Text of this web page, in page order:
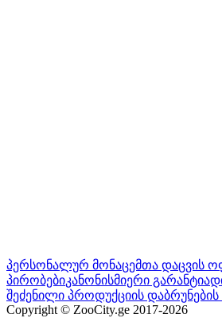
პერსონალურ მონაცემთა დაცვის
პირობებიკანონისმიერი გარანტია
შეძენილი პროდუქციის დაბრუნების
Copyright © ZooCity.ge 2017-2026